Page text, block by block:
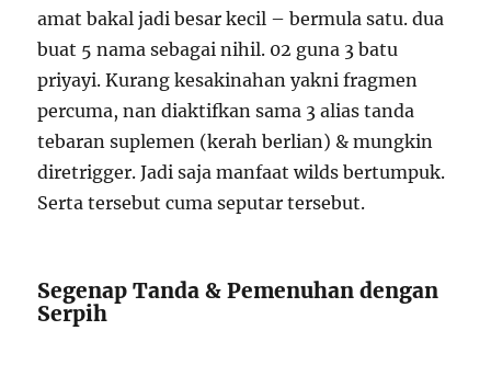
amat bakal jadi besar kecil – bermula satu. dua
buat 5 nama sebagai nihil. 02 guna 3 batu
priyayi. Kurang kesakinahan yakni fragmen
percuma, nan diaktifkan sama 3 alias tanda
tebaran suplemen (kerah berlian) & mungkin
diretrigger. Jadi saja manfaat wilds bertumpuk.
Serta tersebut cuma seputar tersebut.
Segenap Tanda & Pemenuhan dengan
Serpih